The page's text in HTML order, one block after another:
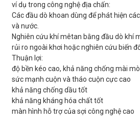
ví dụ trong công nghệ địa chấn:
Các đầu dò khoan dùng để phát hiện
và nước.
Nghiên cứu khí mêtan bằng đầu dò khí
rủi ro ngoài khơi hoặc nghiên cứu biến
Thuận lợi:
độ bền kéo cao, khả năng chống mài
sức mạnh cuộn và tháo cuộn cực cao
khả năng chống dầu tốt
khả năng kháng hóa chất tốt
màn hình hỗ trợ của sợi công nghệ cao